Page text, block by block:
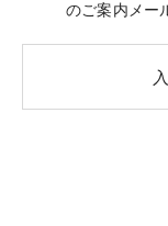
のご案内メー